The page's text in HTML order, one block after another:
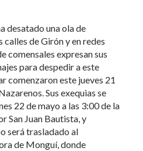
desatado una ola de
de Girón y en redes
comensales expresan sus
para despedir a este
comenzaron este jueves 21
Sus exequias se
22 de mayo a las 3:00 de la
San Juan Bautista, y
será trasladado al
de Monguí, donde